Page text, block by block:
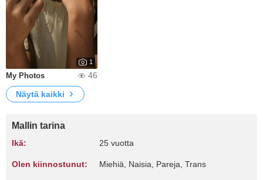
1
My Photos
46
Näytä kaikki
Mallin tarina
Ikä: 25 vuotta
Olen kiinnostunut: Miehiä, Naisia, Pareja, Trans